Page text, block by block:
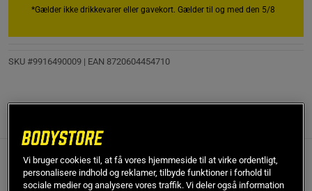
*Gælder ikke drikkevarer eller gavekort. Gælder til og med den 5/8
SKU #9916490009 | EAN 8720604454710
Anmeldelser (6) Spørgsmål og svar (0)
Vi bruger cookies til, at få vores hjemmeside til at virke ordentligt,
personalisere indhold og reklamer, tilbyde funktioner i forhold til
sociale medier og analysere vores traffik. Vi deler også information